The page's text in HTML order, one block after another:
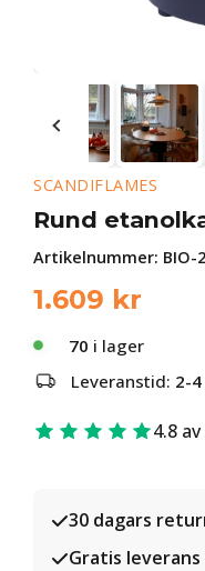
SCANDIFLAMES
Rund
Artikelnummer: BIO-
1.609 kr
70 i lager
Leveranstid: 2-
4.8
30 dagars
Gratis